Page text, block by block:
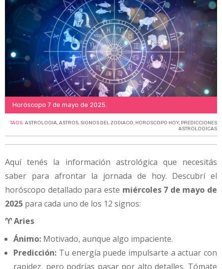
Horóscopo 7 de mayo de 2025.
TAGS: ASTROLOGIA,ASTROS, SIGNOS DEL ZODIACO, HOROSCOPO HOY, PREDICCIONES
ASTROLOGICAS
Aquí tenés la información astrológica que necesitás
saber para afrontar la jornada de hoy. Descubrí el
horóscopo detallado para este miércoles 7 de mayo de
2025 para cada uno de los 12 signos:
♈ Aries
Ánimo: Motivado, aunque algo impaciente.
Predicción: Tu energía puede impulsarte a actuar con
rapidez, pero podrías pasar por alto detalles. Tómate